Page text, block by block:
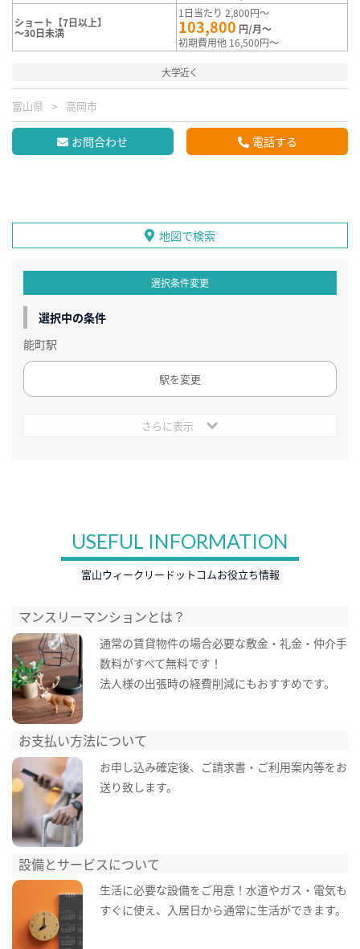
ショート【7日以上】
～30日未満
1日当たり 2,800円～
103,800 円/月～
初期費用他 16,500円～
大学近く
富山県 高岡市
お問合わせ 電話する
地図で検索
選択条件変更
選択中の条件
能町駅
駅を変更
さらに表示
USEFUL INFORMATION
富山ウィークリードットコムお役立ち情報
マンスリーマンションとは？
通常の賃貸物件の場合必要な敷金・礼金・仲介手
数料がすべて無料です！
法人様の出張時の経費削減にもおすすめです。
お支払い方法について
お申し込み確定後、ご請求書・ご利用案内等をお
送り致します。
設備とサービスについて
生活に必要な設備をご用意！水道やガス・電気も
すぐに使え、入居日から通常に生活ができます。